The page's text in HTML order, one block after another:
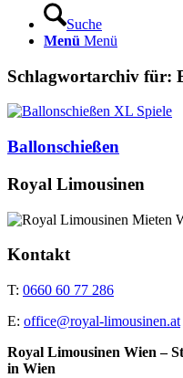
Suche
Menü Menü
Schlagwortarchiv für:
Ballonschießen
Royal Limousinen
Kontakt
T: 0660 60 77 286
E: office@royal-limousinen.at
Royal Limousinen Wien –
in Wien